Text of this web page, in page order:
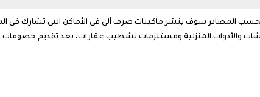
بحسب المصادر سوف ينشر ماكينات صرف آلى فى الأماكن التى تشارك فى